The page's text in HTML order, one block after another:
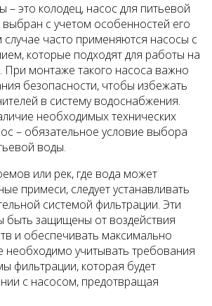
– это колодец, насос для питьевой
с учетом особенностей его
случае часто применяются насосы с
которые подходят для работы на
При монтаже такого насоса важно
безопасности, чтобы избежать
в систему водоснабжения.
необходимых технических
– обязательное условие выбора
воды.
или рек, где вода может
примеси, следует устанавливать
системой фильтрации. Эти
быть защищены от воздействия
и обеспечивать максимально
необходимо учитывать требования
фильтрации, которая будет
с насосом, предотвращая